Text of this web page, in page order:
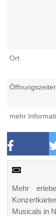
Ort
mehr
Mehr
Musicals in